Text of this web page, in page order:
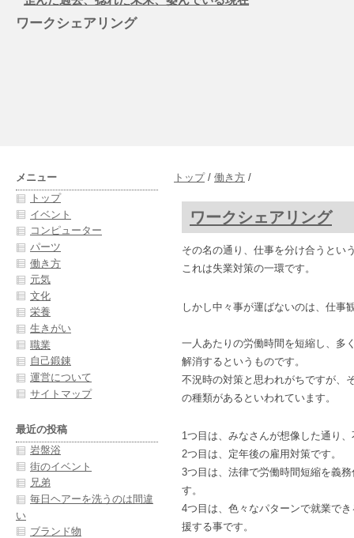
ワークシェアリング
トップ/ 働き方 /
ワークシェアリング
その名の通り、仕事を分け合うとい
これは失業対策の一環です。
しかし中々事が運ばないのは、仕事
一人あたりの労働時間を短縮し、多
解消するというものです。
不況時の対策と思われがちですが、
の種類があるといわれています。
1つ目は、みなさんが想像した通り
2つ目は、定年後の雇用対策です。
3つ目は、法律で労働時間短縮を義
す。
4つ目は、色々なパターンで就業で
援する事です。
メニュー
トップ
イベント
コンピューター
パーツ
働き方
元気
文化
栄養
生きがい
職業
自己鍛錬
運営について
サイトマップ
最近の投稿
岩盤浴
街のイベント
兄弟
毎日ヘアーを洗うのは間違
い
ブランド物